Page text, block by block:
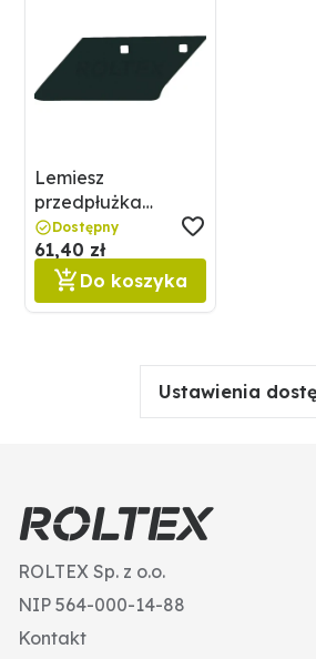
Lemiesz
przedpłużka
GRANIT 56017
3363721
Dostępny
61,40 zł
Do koszyka
Ustawienia
ROLTEX Sp. z o.o.
NIP 564-000-14-88
Kontakt